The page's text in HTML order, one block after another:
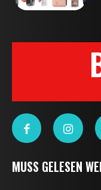
MUSS GELESEN